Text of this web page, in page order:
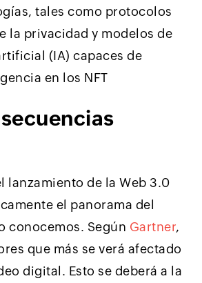
tales como protocolos
la privacidad y modelos de
(IA) capaces de
en los NFT
lanzamiento de la Web 3.0
el panorama del
conocemos. Según Gartner,
que más se verá afectado
digital. Esto se deberá a la